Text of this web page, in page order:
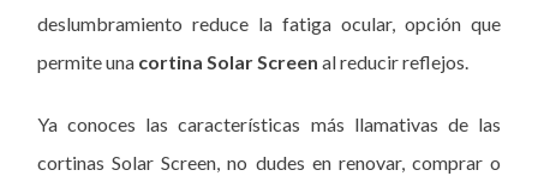
deslumbramiento reduce la fatiga ocular, opción que
permite una cortina Solar Screen al reducir reflejos.
Ya conoces las características más llamativas de las
cortinas Solar Screen, no dudes en renovar, comprar o